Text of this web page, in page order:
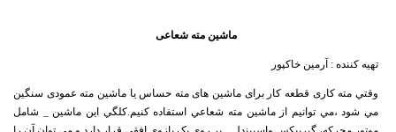
ماشین مته شعاعی
تهیه کننده : آرمین خاکپور
وقتي مته کاری قطعه کار برای ماشين های مته حساس يا ماشين مته عمودی سنگين
مي شود ،مي توانيم از ماشين مته شعاعي استفاده کنيم.کلگي اين ماشين _ شامل